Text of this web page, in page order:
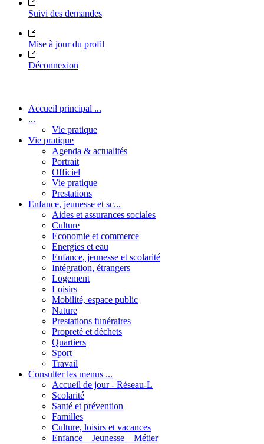
Suivi des demandes
Mise à jour du profil
Déconnexion
Accueil principal ...
...
Vie pratique
Vie pratique
Agenda & actualités
Portrait
Officiel
Vie pratique
Prestations
Enfance, jeunesse et sc...
Aides et assurances sociales
Culture
Economie et commerce
Energies et eau
Enfance, jeunesse et scolarité
Intégration, étrangers
Logement
Loisirs
Mobilité, espace public
Nature
Prestations funéraires
Propreté et déchets
Quartiers
Sport
Travail
Consulter les menus ...
Accueil de jour - Réseau-L
Scolarité
Santé et prévention
Familles
Culture, loisirs et vacances
Enfance – Jeunesse – Métier